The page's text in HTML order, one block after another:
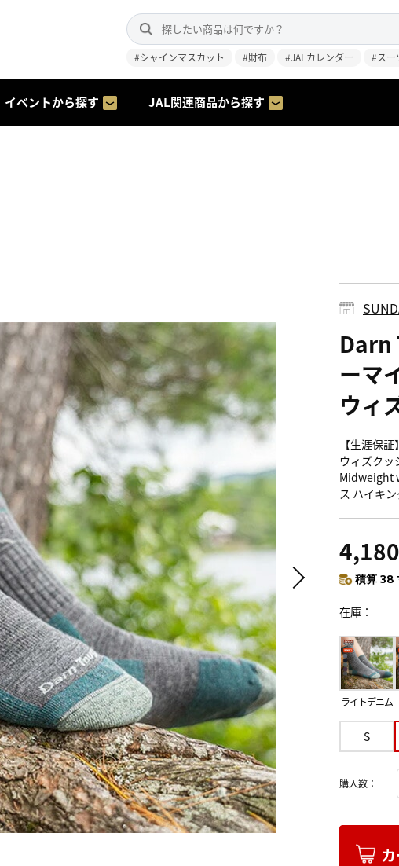
#シャインマスカット #財布 #JALカレンダー #スー
イベントから探す JAL関連商品から探す
Darn
ーマ
ウィ
【生涯保
ウィズク
Midweight
ス ハイキ
積算 38
在庫
ライトデニム
S
購入数：